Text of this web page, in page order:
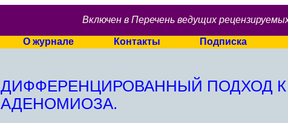
Включен в Перечень ведущих
О журнале Контакты Подписка
ДИФФЕРЕНЦИРОВАННЫЙ ПОДХОД
АДЕНОМИОЗА.